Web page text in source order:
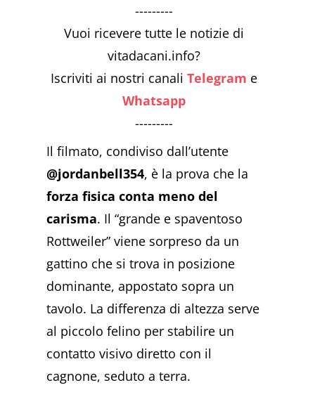
---------
Vuoi ricevere tutte le notizie di
vitadacani.info?
Iscriviti ai nostri canaliTelegram e
Whatsapp
---------
Il filmato, condiviso dall’utente
@jordanbell354, è la prova che la
forza fisica conta meno del
carisma. Il “grande e spaventoso
Rottweiler” viene sorpreso da un
gattino che si trova in posizione
dominante, appostato sopra un
tavolo. La differenza di altezza serve
al piccolo felino per stabilire un
contatto visivo diretto con il
cagnone, seduto a terra.